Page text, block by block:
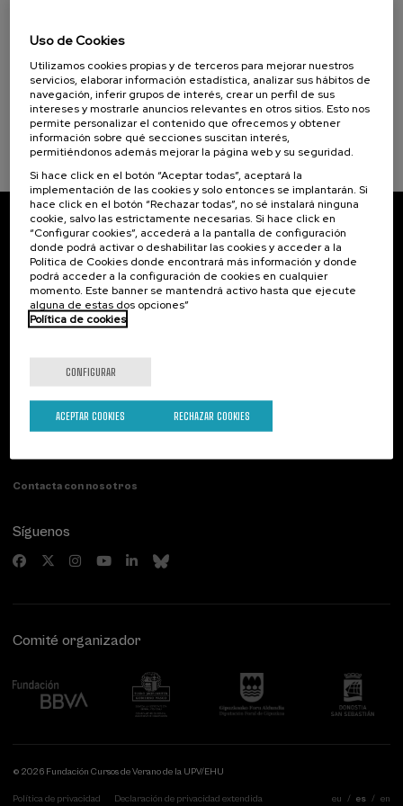
sector primario
10 h. Euskera Español .
...
Gratuito
Últimas
plazas
Gratuito
Fecha
pasada
Lista
de
espera
Plazo
de
matrícula
finalizado
Suscríbete a nuestro boletín
Inscríbete para ser el primero/a en recibir las
novedades de UIK.
Suscribirse
Contacto
Palacio Miramar
Paseo de Miraconcha, 48
Contacta con nosotros
Actividades anteriores
Síguenos
Comité organizador
© 2026 Fundación Cursos de Verano de la UPV/EHU
Política de privacidad Declaración de privacidad extendida eu es en
Uso de Cookies
Utilizamos cookies propias y de terceros para mejorar nuestros
servicios, elaborar información estadística, analizar sus hábitos de
navegación, inferir grupos de interés, crear un perfil de sus
intereses y mostrarle anuncios relevantes en otros sitios. Esto nos
permite personalizar el contenido que ofrecemos y obtener
información sobre qué secciones suscitan interés,
permitiéndonos además mejorar la página web y su seguridad.
Si hace click en el botón “Aceptar todas”, aceptará la
implementación de las cookies y solo entonces se implantarán. Si
hace click en el botón “Rechazar todas”, no sé instalará ninguna
cookie, salvo las estrictamente necesarias. Si hace click en
“Configurar cookies”, accederá a la pantalla de configuración
donde podrá activar o deshabilitar las cookies y acceder a la
Política de Cookies donde encontrará más información y donde
podrá acceder a la configuración de cookies en cualquier
momento. Este banner se mantendrá activo hasta que ejecute
alguna de estas dos opciones”
Política de cookies
CONFIGURAR
RECHAZAR COOKIES
ACEPTAR COOKIES